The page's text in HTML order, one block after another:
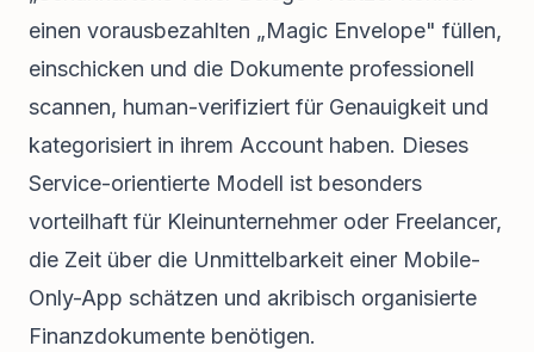
einen vorausbezahlten „Magic Envelope" füllen,
einschicken und die Dokumente professionell
scannen, human-verifiziert für Genauigkeit und
kategorisiert in ihrem Account haben. Dieses
Service-orientierte Modell ist besonders
vorteilhaft für Kleinunternehmer oder Freelancer,
die Zeit über die Unmittelbarkeit einer Mobile-
Only-App schätzen und akribisch organisierte
Finanzdokumente benötigen.